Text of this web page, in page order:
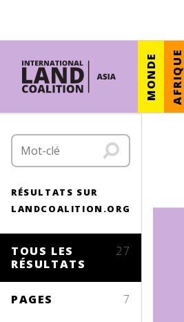
MONDE AFRIQUE
RÉSULTATS SUR
LANDCOALITION.ORG
TOUS LES
RÉSULTATS
27
PAGES 7